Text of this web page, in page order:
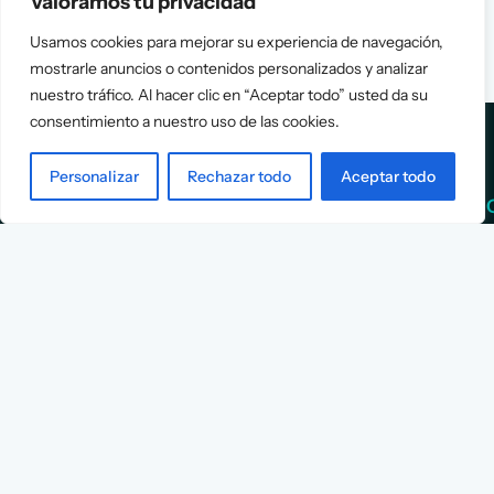
Usamos cookies para mejorar su experiencia de navegación,
mostrarle anuncios o contenidos personalizados y analizar
nuestro tráfico. Al hacer clic en “Aceptar todo” usted da su
consentimiento a nuestro uso de las cookies.
Personalizar Rechazar todo Aceptar todo
Services Info